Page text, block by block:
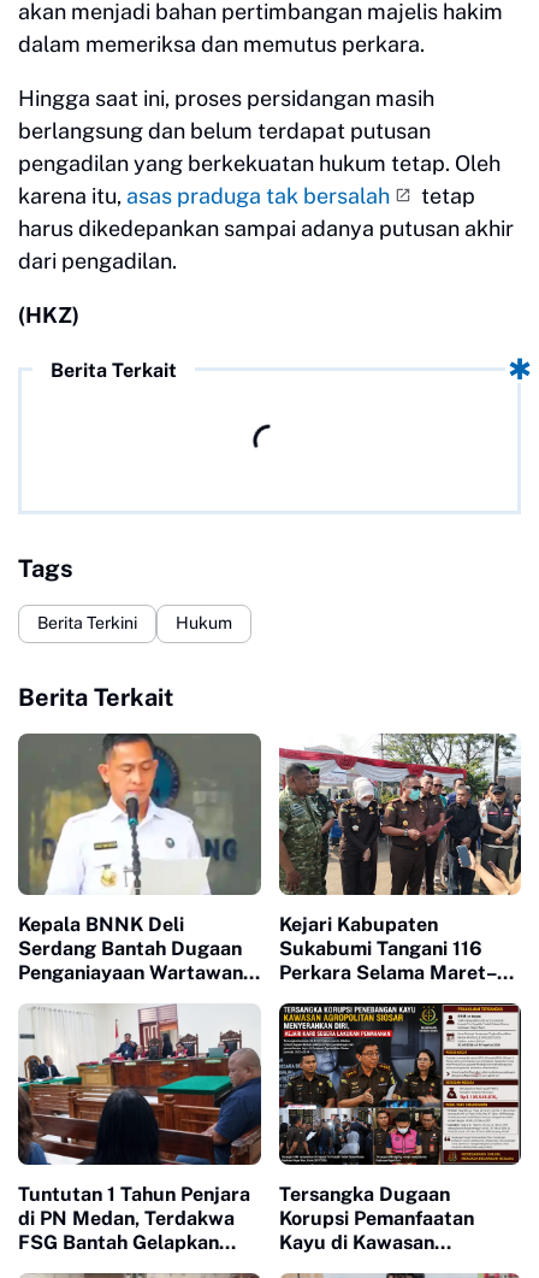
akan menjadi bahan pertimbangan majelis hakim
dalam memeriksa dan memutus perkara.
Hingga saat ini, proses persidangan masih
berlangsung dan belum terdapat putusan
pengadilan yang berkekuatan hukum tetap. Oleh
karena itu, asas praduga tak bersalah
tetap
harus dikedepankan sampai adanya putusan akhir
dari pengadilan.
(HKZ)
Berita Terkait
Tags
Berita Terkini Hukum
Berita Terkait
Kepala BNNK Deli
Serdang Bantah Dugaan
Penganiayaan Wartawan,
Berantas Narkotika
Kejari Kabupaten
Sukabumi Tangani 116
Perkara Selama Maret–
Barang Bukti Narkotika
dan Sajam
Tuntutan 1 Tahun Penjara
di PN Medan, Terdakwa
FSG Bantah Gelapkan
Tersangka Dugaan
Korupsi Pemanfaatan
Kayu di Kawasan